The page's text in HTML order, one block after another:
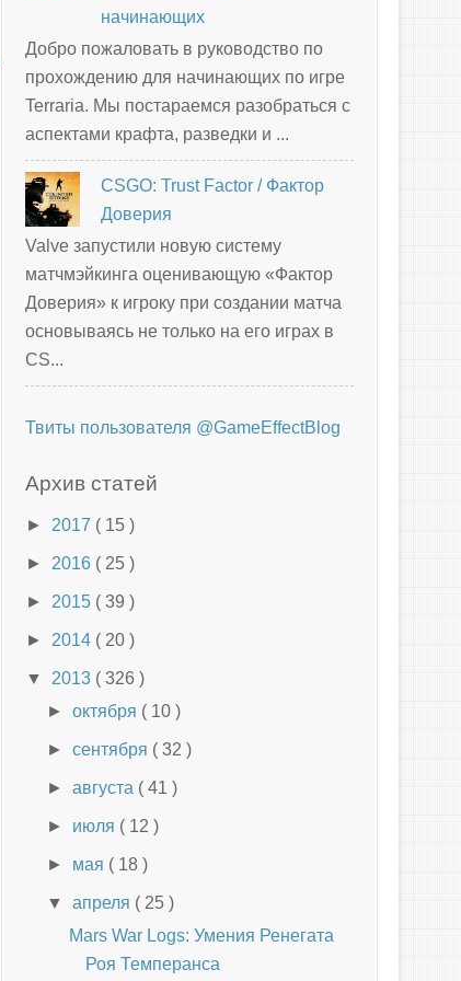
начинающих
Добро пожаловать в руководство по
прохождению для начинающих по игре
Terraria. Мы постараемся разобраться с
аспектами крафта, разведки и ...
CSGO: Trust Factor / Фактор
Доверия
Valve запустили новую систему
матчмэйкинга оценивающую «Фактор
Доверия» к игроку при создании матча
основываясь не только на его играх в
CS...
Твиты пользователя @GameEffectBlog
Архив статей
► 2017 ( 15 )
► 2016 ( 25 )
► 2015 ( 39 )
► 2014 ( 20 )
▼ 2013 ( 326 )
►октября ( 10 )
►сентября ( 32 )
►августа ( 41 )
► июля ( 12 )
► мая ( 18 )
▼апреля ( 25 )
Mars War Logs: Умения Ренегата
Роя Темперанса